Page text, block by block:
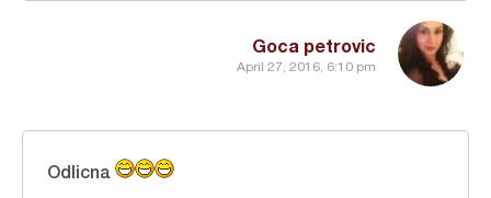
Goca petrovic
April 27, 2016, 6:10 pm
Odlicna